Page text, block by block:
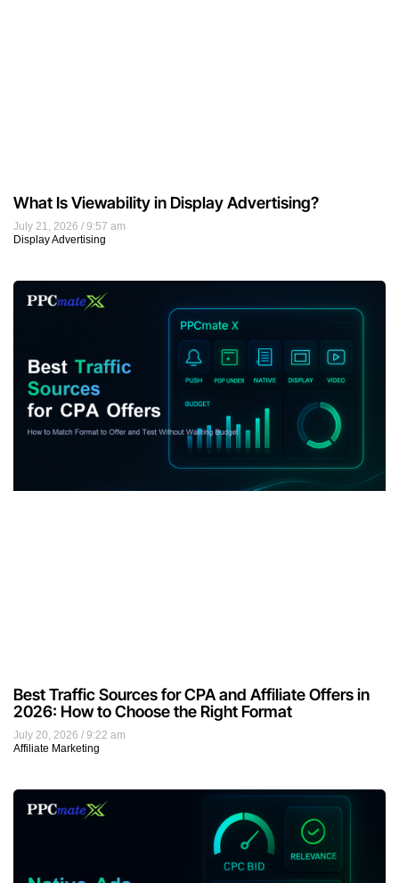
July 21, 2026
9:57 am
Display Advertising
What Is Viewability in Display Advertising?
July 20, 2026
9:22 am
Affiliate Marketing
Best Traffic Sources for CPA and Affiliate Offers in
2026: How to Choose the Right Format